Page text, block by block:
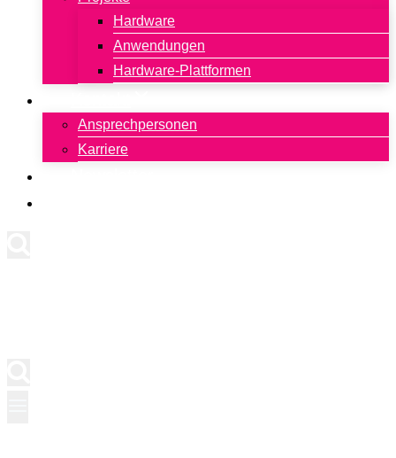
Hardware
Anwendungen
Hardware-Plattformen
Ansprechpersonen
Karriere